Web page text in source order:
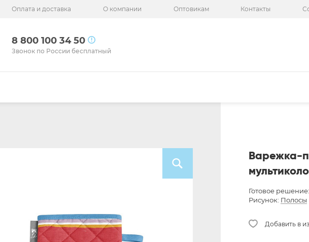
Оплата и доставка О компании Оптовикам Контакты
8 800 100 34 50
Звонок по России бесплатный
Варежка-
Готовое
Рисунок: Полосы